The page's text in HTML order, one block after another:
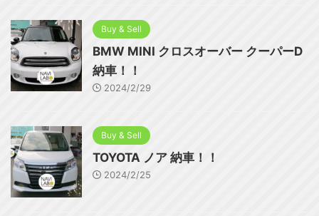
Buy & Sell
BMW MINI クロスオーバー クーパーD
納車！！
2024/2/29
Buy & Sell
TOYOTA ノア 納車！！
2024/2/25